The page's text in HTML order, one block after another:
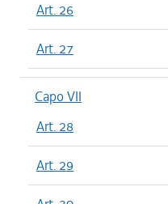
Art. 26
Art. 27
Capo VII
Art. 28
Art. 29